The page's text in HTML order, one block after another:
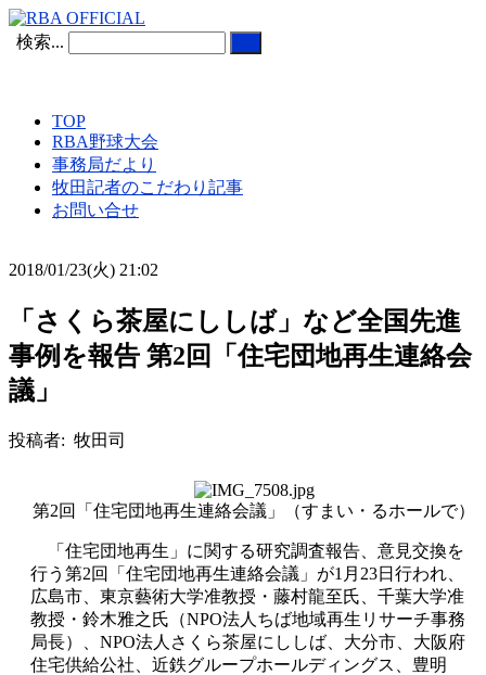
検索...
TOP
RBA野球大会
事務局だより
牧田記者のこだわり記事
お問い合せ
2018/01/23(火) 21:02
「さくら茶屋にししば」など全国先進
事例を報告 第2回「住宅団地再生連絡会
議」
投稿者: 牧田司
第2回「住宅団地再生連絡会議」（すまい・るホールで）
「住宅団地再生」に関する研究調査報告、意見交換を
行う第2回「住宅団地再生連絡会議」が1月23日行われ、
広島市、東京藝術大学准教授・藤村龍至氏、千葉大学准
教授・鈴木雅之氏（NPO法人ちば地域再生リサーチ事務
局長）、NPO法人さくら茶屋にししば、大分市、大阪府
住宅供給公社、近鉄グループホールディングス、豊明